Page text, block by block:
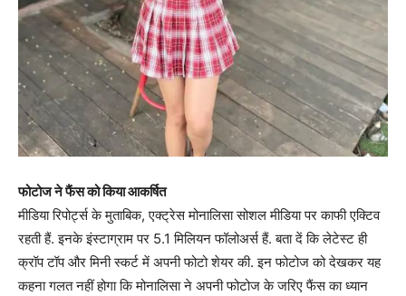
फोटोज ने फैंस को किया आकर्षित
मीडिया रिपोर्ट्स के मुताबिक, एक्ट्रेस मोनालिसा सोशल मीडिया पर काफी एक्टिव
रहती हैं. इनके इंस्टाग्राम पर 5.1 मिलियन फॉलोअर्स हैं. बता दें कि लेटेस्ट ही
क्रॉप टॉप और मिनी स्कर्ट में अपनी फोटो शेयर की. इन फोटोज को देखकर यह
कहना गलत नहीं होगा कि मोनालिसा ने अपनी फोटोज के जरिए फैंस का ध्यान